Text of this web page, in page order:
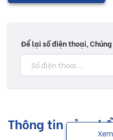
Để lại số điện thoại,
Thông tin sản